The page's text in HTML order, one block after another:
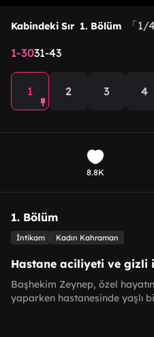
Kabindeki Sır 1. Bölüm
「1/
1-3031-43
1 2 3 4
8.8K
1. Bölüm
İntikam Kadın Kahraman
Hastane aciliyeti ve gizli
Başhekim Zeynep, özel
yaparken hastanesinde yaşlı